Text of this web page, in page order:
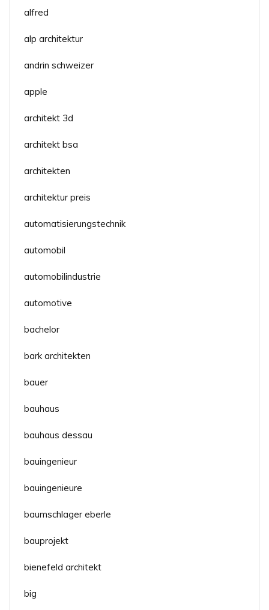
alfred
alp architektur
andrin schweizer
apple
architekt 3d
architekt bsa
architekten
architektur preis
automatisierungstechnik
automobil
automobilindustrie
automotive
bachelor
bark architekten
bauer
bauhaus
bauhaus dessau
bauingenieur
bauingenieure
baumschlager eberle
bauprojekt
bienefeld architekt
big